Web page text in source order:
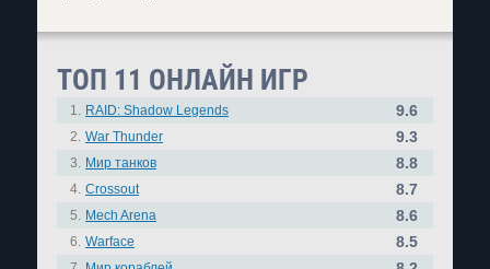
ТОП 11 ОНЛАЙН ИГР
1. RAID: Shadow Legends 9.6
2. War Thunder 9.3
3. Мир танков 8.8
4. Crossout 8.7
5. Mech Arena 8.6
6. Warface 8.5